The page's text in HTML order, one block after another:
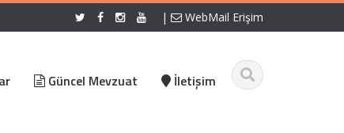
| WebMail Erişim
Güncel Mevzuat İletişim